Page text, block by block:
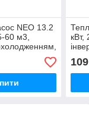
NEO 13.2
60 м3,
WI-